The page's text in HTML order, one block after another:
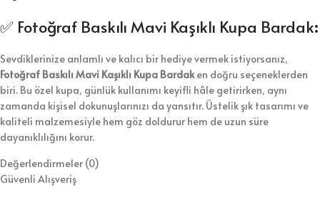
✅ Fotoğraf Baskılı Mavi Kaşıklı Kupa Bardak:
Sevdiklerinize anlamlı ve kalıcı bir hediye vermek istiyorsanız,
Fotoğraf Baskılı Mavi Kaşıklı Kupa Bardaken doğru seçeneklerden
biri. Bu özel kupa, günlük kullanımı keyifli hâle getirirken, aynı
zamanda kişisel dokunuşlarınızı da yansıtır. Üstelik şık tasarımı ve
kaliteli malzemesiyle hem göz doldurur hem de uzun süre
dayanıklılığını korur.
Mavi Kaşıklı Kupa Bardak
tasarımı tamamlayan zarif detaylar arasında yer alır. Seçtiğiniz bir
Değerlendirmeler (0)
Güvenli Alışveriş